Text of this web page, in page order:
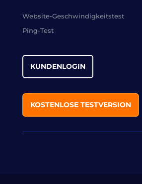
Website-Geschwindigkeitstest
Ping-Test
KUNDENLOGIN
KOSTENLOSE TESTVERSION